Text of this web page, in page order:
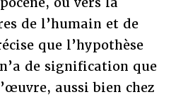
de l’humain et de
que l’hypothèse
de signification que
aussi bien chez